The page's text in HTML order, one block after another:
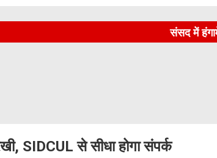
संसद में हंगामे के
SIDCUL से सीधा होगा संपर्क